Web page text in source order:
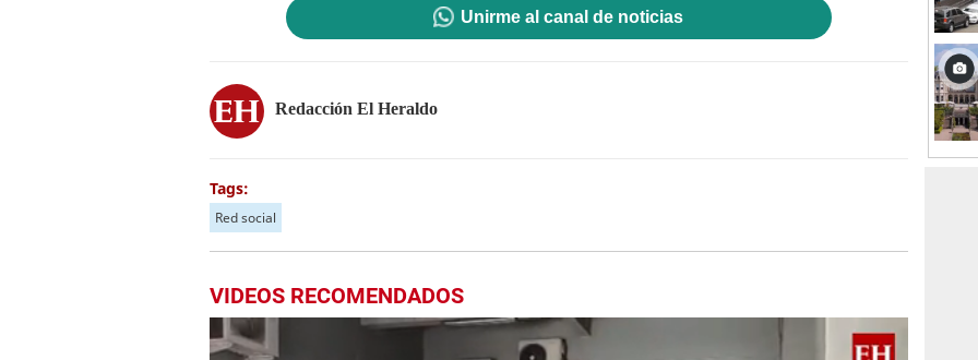
Unirme al canal de noticias
Redacción El Heraldo
Tags:
Red social
VIDEOS RECOMENDADOS